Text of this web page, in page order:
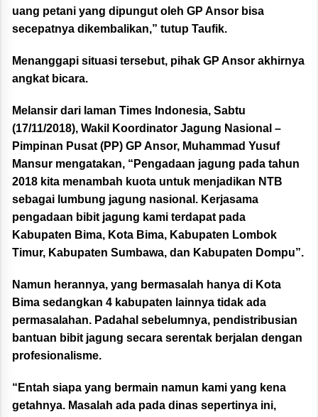
uang petani yang dipungut oleh GP Ansor bisa
secepatnya dikembalikan,” tutup Taufik.
Menanggapi situasi tersebut, pihak GP Ansor akhirnya
angkat bicara.
Melansir dari laman Times Indonesia, Sabtu
(17/11/2018), Wakil Koordinator Jagung Nasional –
Pimpinan Pusat (PP) GP Ansor, Muhammad Yusuf
Mansur mengatakan, “Pengadaan jagung pada tahun
2018 kita menambah kuota untuk menjadikan NTB
sebagai lumbung jagung nasional. Kerjasama
pengadaan bibit jagung kami terdapat pada
Kabupaten Bima, Kota Bima, Kabupaten Lombok
Timur, Kabupaten Sumbawa, dan Kabupaten Dompu”.
Namun herannya, yang bermasalah hanya di Kota
Bima sedangkan 4 kabupaten lainnya tidak ada
permasalahan. Padahal sebelumnya, pendistribusian
bantuan bibit jagung secara serentak berjalan dengan
profesionalisme.
“Entah siapa yang bermain namun kami yang kena
getahnya. Masalah ada pada dinas sepertinya ini,